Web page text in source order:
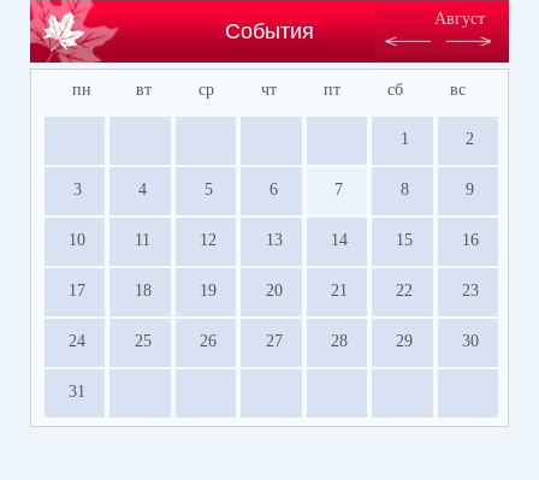
События
Август
пн вт ср чт пт сб вс
1 2
3 4 5 6 7 8 9
10 11 12 13 14 15 16
17 18 19 20 21 22 23
24 25 26 27 28 29 30
31